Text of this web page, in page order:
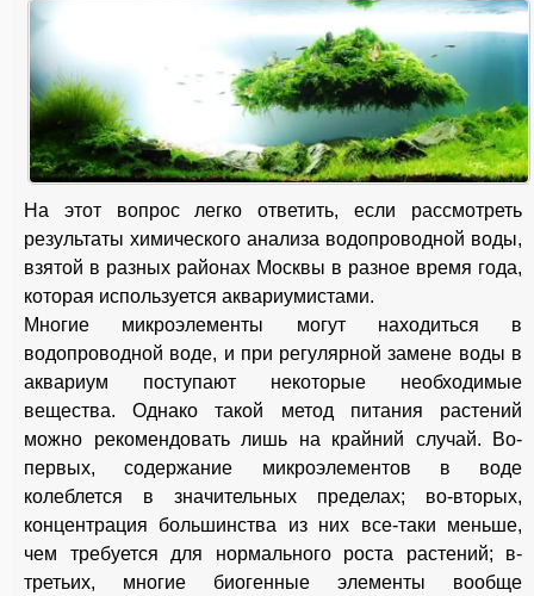
На этот вопрос легко ответить, если рассмотреть
результаты химического анализа водопроводной воды,
взятой в разных районах Москвы в разное время года,
которая используется аквариумистами.
Многие микроэлементы могут находиться в
водопроводной воде, и при регулярной замене воды в
аквариум поступают некоторые необходимые
вещества. Однако такой метод питания растений
можно рекомендовать лишь на крайний случай. Во-
первых, содержание микроэлементов в воде
колеблется в значительных пределах; во-вторых,
концентрация большинства из них все-таки меньше,
чем требуется для нормального роста растений; в-
третьих, многие биогенные элементы вообще